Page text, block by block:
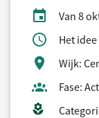
Van 8
Het
Wijk:
Fase: